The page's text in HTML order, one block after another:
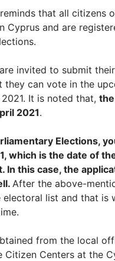
that all citizens
Cyprus and are
invited to submit
can vote in the
2021. It is noted that,
2021.
Elections,
which is the date of
In this case, the
After the above-
list and that is
from the local
Citizen Centers at the